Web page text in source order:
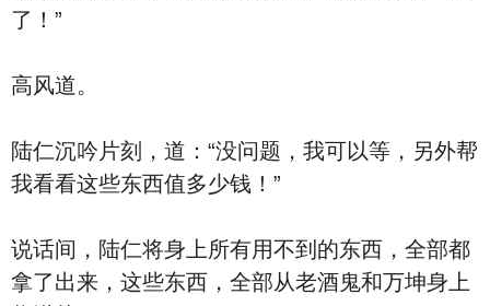
了！”
高风道。
陆仁沉吟片刻，道：“没问题，我可以等，另外帮
我看看这些东西值多少钱！”
说话间，陆仁将身上所有用不到的东西，全部都
拿了出来，这些东西，全部从老酒鬼和万坤身上